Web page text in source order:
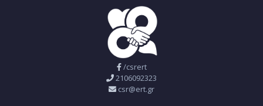
/csrert
2106092323
csr@ert.gr